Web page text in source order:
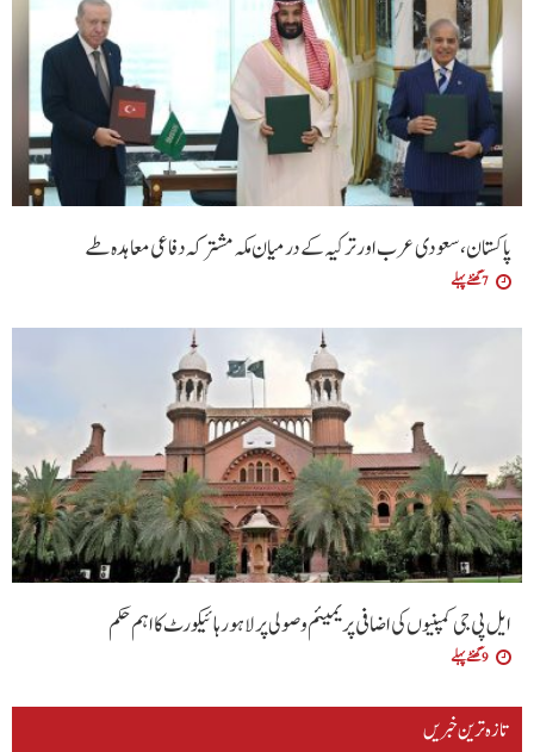
پاکستان، سعودی عرب اور ترکیہ کے درمیان مکہ مشترکہ دفاعی معاہدہ طے
7 گھنٹے پہلے
ایل پی جی کمپنیوں کی اضافی پریمیئم وصولی پر لاہور ہائیکورٹ کا اہم حکم
9 گھنٹے پہلے
تازہ ترین خبریں